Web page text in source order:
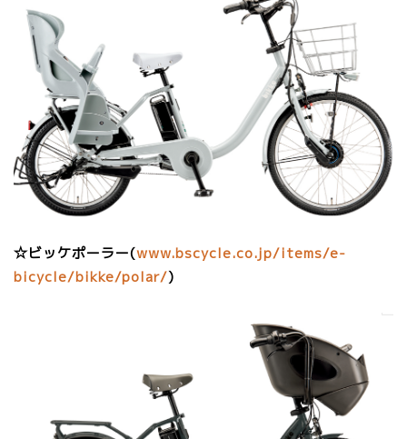
☆ビッケポーラー(www.bscycle.co.jp/items/e-
bicycle/bikke/polar/)